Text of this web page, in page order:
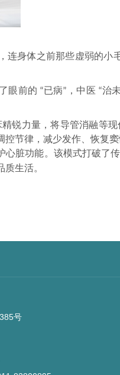
连身体之前那些虚弱的小
眼前的 “已病” ，中医 “治
精锐力量 ，将导管消融等现
节律，减少发作、恢复
心脏功能。该模式打破了
生活。
号